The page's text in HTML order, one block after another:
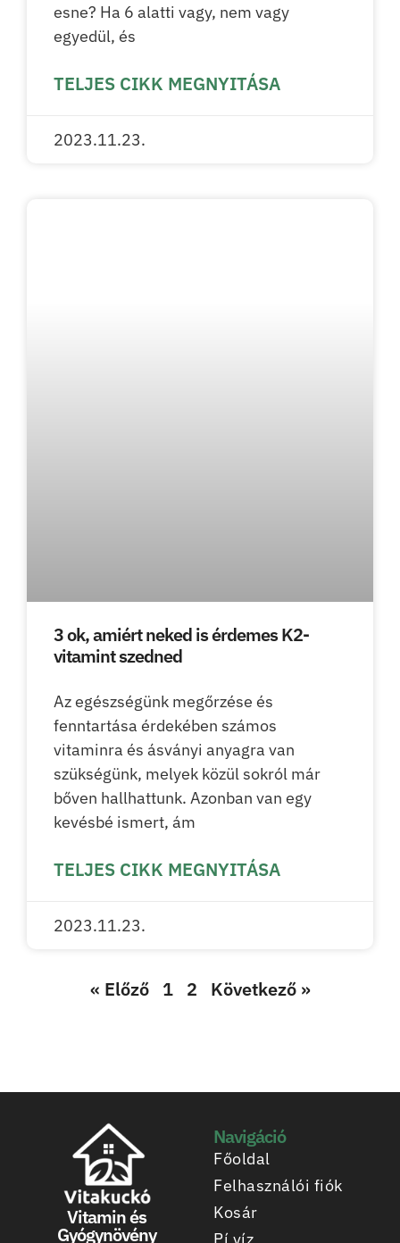
esne? Ha 6 alatti vagy, nem vagy
egyedül, és
TELJES CIKK MEGNYITÁSA
2023.11.23.
3 ok, amiért neked is érdemes K2-
vitamint szedned
Az egészségünk megőrzése és
fenntartása érdekében számos
vitaminra és ásványi anyagra van
szükségünk, melyek közül sokról már
bőven hallhattunk. Azonban van egy
kevésbé ismert, ám
TELJES CIKK MEGNYITÁSA
2023.11.23.
« Előző 1 2 Következő »
Vitamin és
Gyógynövény
Navigáció
Főoldal
Felhasználói fiók
Kosár